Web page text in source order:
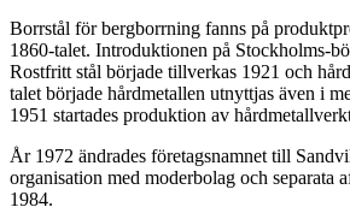
Borrstål för bergborrning fanns på
1860-talet. Introduktionen på Stockholms-
Rostfritt stål började tillverkas 1921 och
talet började hårdmetallen utnyttjas även i
1951 startades produktion av
År 1972 ändrades företagsnamnet till
organisation med moderbolag och separata
1984.